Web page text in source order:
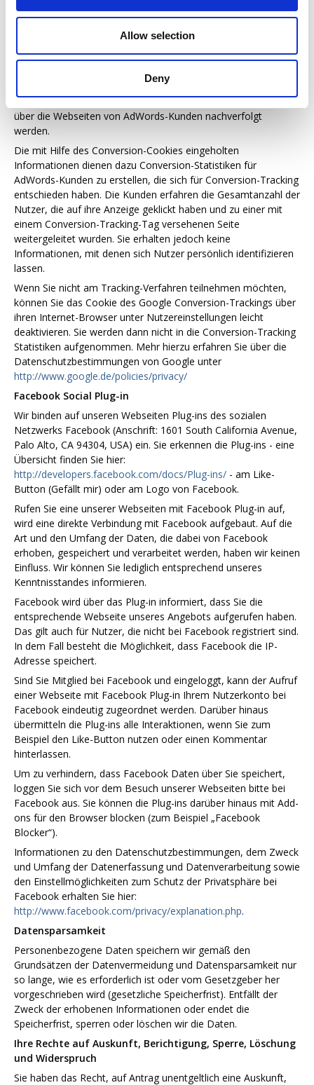
Allow selection
Deny
Webseite gelangt sind. Diese Cookies verlieren nach 30 Tagen
Besucht der Nutzer bestimmte Seiten unserer Webseite und
das Cookie ist noch nicht abgelaufen, können wir und Google
erkennen, dass der Nutzer auf die Anzeige geklickt hat und zu
dieser Seite weitergeleitet wurde. Jeder Google AdWords-
Kunde erhält ein anderes Cookie. Cookies können somit nicht
über die Webseiten von AdWords-Kunden nachverfolgt
werden.
Die mit Hilfe des Conversion-Cookies eingeholten
Informationen dienen dazu Conversion-Statistiken für
AdWords-Kunden zu erstellen, die sich für Conversion-Tracking
entschieden haben. Die Kunden erfahren die Gesamtanzahl der
Nutzer, die auf ihre Anzeige geklickt haben und zu einer mit
einem Conversion-Tracking-Tag versehenen Seite
weitergeleitet wurden. Sie erhalten jedoch keine
Informationen, mit denen sich Nutzer persönlich identifizieren
lassen.
Wenn Sie nicht am Tracking-Verfahren teilnehmen möchten,
können Sie das Cookie des Google Conversion-Trackings über
ihren Internet-Browser unter Nutzereinstellungen leicht
deaktivieren. Sie werden dann nicht in die Conversion-Tracking
Statistiken aufgenommen. Mehr hierzu erfahren Sie über die
Datenschutzbestimmungen von Google unter
http://www.google.de/policies/privacy/
Facebook Social Plug-in
Wir binden auf unseren Webseiten Plug-ins des sozialen
Netzwerks Facebook (Anschrift: 1601 South California Avenue,
Palo Alto, CA 94304, USA) ein. Sie erkennen die Plug-ins - eine
Übersicht finden Sie hier:
http://developers.facebook.com/docs/Plug-ins/ - am Like-
Button (Gefällt mir) oder am Logo von Facebook.
Rufen Sie eine unserer Webseiten mit Facebook Plug-in auf,
wird eine direkte Verbindung mit Facebook aufgebaut. Auf die
Art und den Umfang der Daten, die dabei von Facebook
erhoben, gespeichert und verarbeitet werden, haben wir keinen
Einfluss. Wir können Sie lediglich entsprechend unseres
Kenntnisstandes informieren.
Facebook wird über das Plug-in informiert, dass Sie die
entsprechende Webseite unseres Angebots aufgerufen haben.
Das gilt auch für Nutzer, die nicht bei Facebook registriert sind.
In dem Fall besteht die Möglichkeit, dass Facebook die IP-
Adresse speichert.
Sind Sie Mitglied bei Facebook und eingeloggt, kann der Aufruf
einer Webseite mit Facebook Plug-in Ihrem Nutzerkonto bei
Facebook eindeutig zugeordnet werden. Darüber hinaus
übermitteln die Plug-ins alle Interaktionen, wenn Sie zum
Beispiel den Like-Button nutzen oder einen Kommentar
hinterlassen.
Um zu verhindern, dass Facebook Daten über Sie speichert,
loggen Sie sich vor dem Besuch unserer Webseiten bitte bei
Facebook aus. Sie können die Plug-ins darüber hinaus mit Add-
ons für den Browser blocken (zum Beispiel „Facebook
Blocker“).
Informationen zu den Datenschutzbestimmungen, dem Zweck
und Umfang der Datenerfassung und Datenverarbeitung sowie
den Einstellmöglichkeiten zum Schutz der Privatsphäre bei
Facebook erhalten Sie hier:
http://www.facebook.com/privacy/explanation.php.
Datensparsamkeit
Personenbezogene Daten speichern wir gemäß den
Grundsätzen der Datenvermeidung und Datensparsamkeit nur
so lange, wie es erforderlich ist oder vom Gesetzgeber her
vorgeschrieben wird (gesetzliche Speicherfrist). Entfällt der
Zweck der erhobenen Informationen oder endet die
Speicherfrist, sperren oder löschen wir die Daten.
Ihre Rechte auf Auskunft, Berichtigung, Sperre, Löschung
und Widerspruch
Sie haben das Recht, auf Antrag unentgeltlich eine Auskunft,